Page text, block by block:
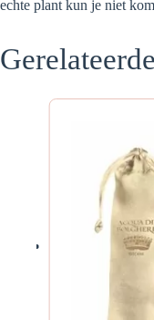
echte plant kun je niet